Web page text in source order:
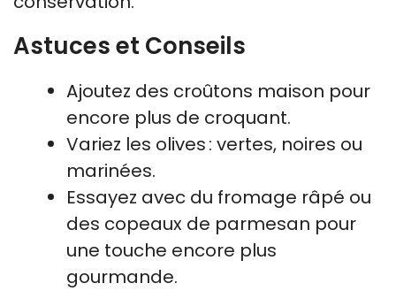
Astuces et Conseils
Ajoutez des croûtons maison pour
encore plus de croquant.
Variez les olives : vertes, noires ou
marinées.
Essayez avec du fromage râpé ou
des copeaux de parmesan pour
une touche encore plus
gourmande.